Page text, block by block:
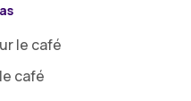
le café
café